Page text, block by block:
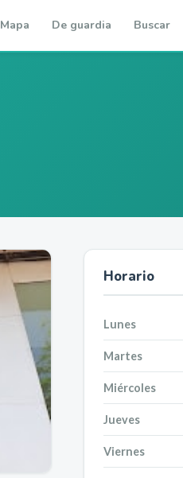
Mapa De guardia Buscar
Horario
Lunes
Martes
Miércoles
Jueves
Viernes